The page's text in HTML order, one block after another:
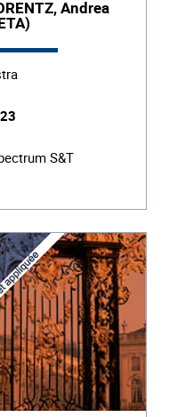
Andrea
S&T